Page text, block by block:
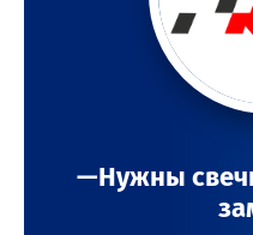
—Нужны